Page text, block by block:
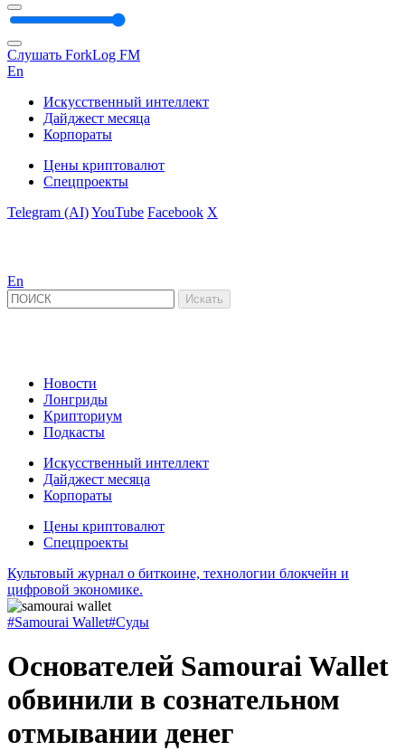
Слушать ForkLog FM
En
Искусственный интеллект
Дайджест месяца
Корпораты
Цены криптовалют
Спецпроекты
Telegram (AI)YouTube Facebook X
En
Новости
Лонгриды
Крипториум
Подкасты
Искусственный интеллект
Дайджест месяца
Корпораты
Цены криптовалют
Спецпроекты
Культовый журнал о биткоине, технологии блокчейн и
цифровой экономике.
#Samourai Wallet#Суды
Основателей Samourai Wallet
обвинили в сознательном
отмывании денег